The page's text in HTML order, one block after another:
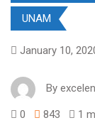
UNAM
January 10,
By
0 843 1